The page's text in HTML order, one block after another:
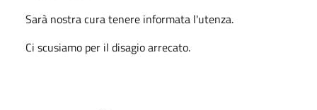
Sarà nostra cura tenere informata l'utenza.
Ci scusiamo per il disagio arrecato.